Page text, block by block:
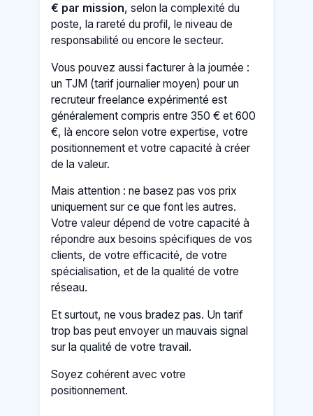
€ par mission, selon la complexité du
poste, la rareté du profil, le niveau de
responsabilité ou encore le secteur.
Vous pouvez aussi facturer à la journée :
un TJM (tarif journalier moyen) pour un
recruteur freelance expérimenté est
généralement compris entre 350 € et 600
€, là encore selon votre expertise, votre
positionnement et votre capacité à créer
de la valeur.
Mais attention : ne basez pas vos prix
uniquement sur ce que font les autres.
Votre valeur dépend de votre capacité à
répondre aux besoins spécifiques de vos
clients, de votre efficacité, de votre
spécialisation, et de la qualité de votre
réseau.
Et surtout, ne vous bradez pas. Un tarif
trop bas peut envoyer un mauvais signal
sur la qualité de votre travail.
Soyez cohérent avec votre
positionnement.